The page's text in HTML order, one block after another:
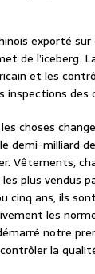
exporté
de l’iceberg.
et les
des
choses
demi-milliard
Vêtements,
plus vendus
cinq ans, ils
les
notre
contrôler la